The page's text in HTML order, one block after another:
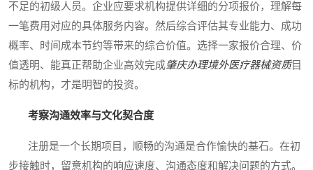
不足的初级人员。企业应要求机构提供详细的分项报价，理解每
一笔费用对应的具体服务内容。然后综合评估其专业能力、成功
概率、时间成本节约等带来的综合价值。选择一家报价合理、价
值透明、能真正帮助企业高效完成肇庆办理境外医疗器械资质目
标的机构，才是明智的投资。
考察沟通效率与文化契合度
注册是一个长期项目，顺畅的沟通是合作愉快的基石。在初
步接触时，留意机构的响应速度、沟通态度和解决问题的方式。